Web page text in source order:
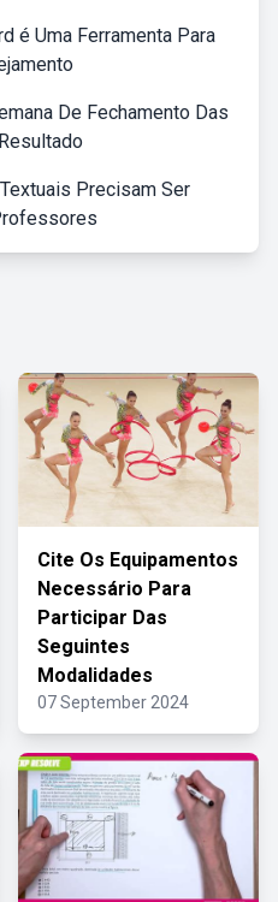
é Uma Ferramenta Para
De Fechamento Das
Precisam Ser
Cite Os Equipamentos
Necessário Para
Participar Das
Seguintes
Modalidades
07 September 2024